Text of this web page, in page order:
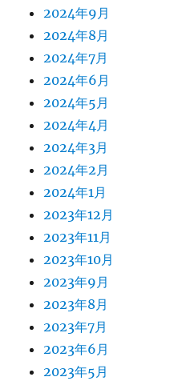
2024年9月
2024年8月
2024年7月
2024年6月
2024年5月
2024年4月
2024年3月
2024年2月
2024年1月
2023年12月
2023年11月
2023年10月
2023年9月
2023年8月
2023年7月
2023年6月
2023年5月